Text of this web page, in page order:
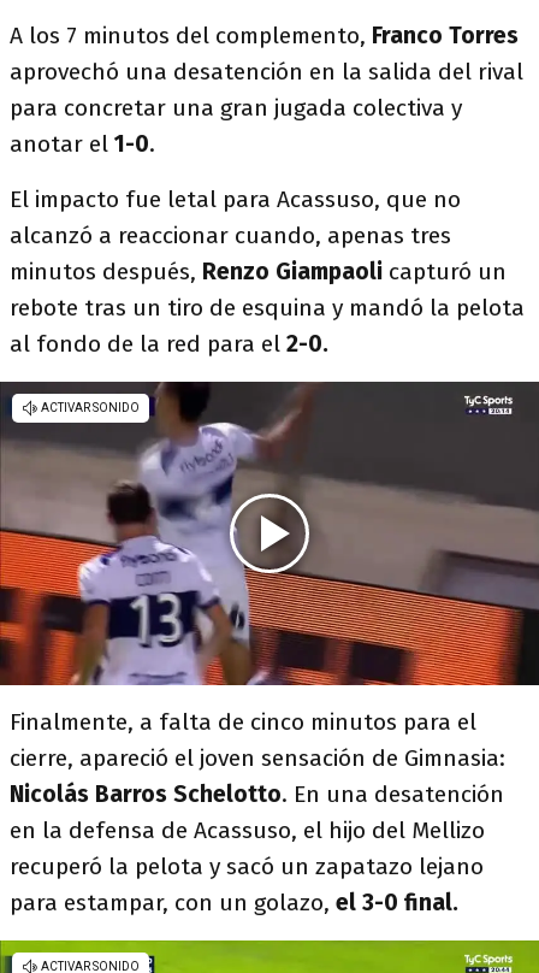
A los 7 minutos del complemento, Franco Torres
aprovechó una desatención en la salida del rival
para concretar una gran jugada colectiva y
anotar el 1-0.
El impacto fue letal para Acassuso, que no
alcanzó a reaccionar cuando, apenas tres
minutos después, Renzo Giampaoli capturó un
rebote tras un tiro de esquina y mandó la pelota
al fondo de la red para el 2-0.
Finalmente, a falta de cinco minutos para el
cierre, apareció el joven sensación de Gimnasia:
Nicolás Barros Schelotto. En una desatención
en la defensa de Acassuso, el hijo del Mellizo
recuperó la pelota y sacó un zapatazo lejano
para estampar, con un golazo, el 3-0 final.